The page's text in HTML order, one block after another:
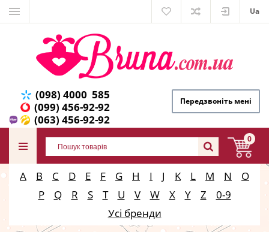
Ua
(098) 4000 585
(099) 456-92-92
(063) 456-92-92
Передзвоніть мені
0
A B C D E F G H I J K L M N
O
P
Q R S T U V W X Y Z
0-9
Усі бренди